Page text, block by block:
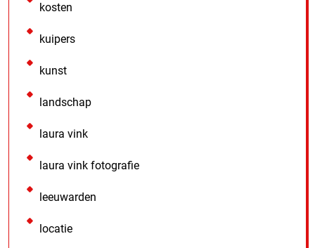
kosten
kuipers
kunst
landschap
laura vink
laura vink fotografie
leeuwarden
locatie